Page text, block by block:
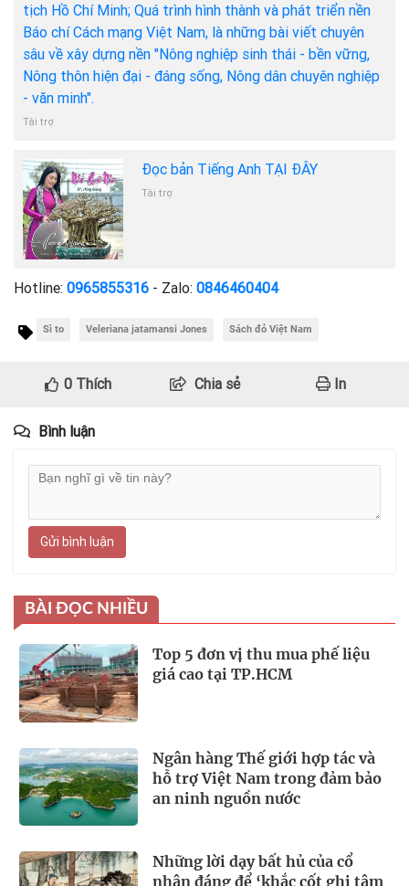
tịch Hồ Chí Minh; Quá trình hình thành và phát triển nền
Báo chí Cách mạng Việt Nam, là những bài viết chuyên
sâu về xây dựng nền "Nông nghiệp sinh thái - bền vững,
Nông thôn hiện đại - đáng sống, Nông dân chuyên nghiệp
- văn minh".
Tài trợ
Đọc bản Tiếng Anh TẠI ĐÂY
Tài trợ
Hotline: 0965855316 - Zalo: 0846460404
Sì to Veleriana jatamansi Jones Sách đỏ Việt Nam
0Thích Chia sẻ In
Bình luận
Gửi bình luận
BÀI ĐỌC NHIỀU
Top 5 đơn vị thu mua phế liệu
giá cao tại TP.HCM
Ngân hàng Thế giới hợp tác và
hỗ trợ Việt Nam trong đảm bảo
an ninh nguồn nước
Những lời dạy bất hủ của cổ
nhân đáng để ‘khắc cốt ghi tâm